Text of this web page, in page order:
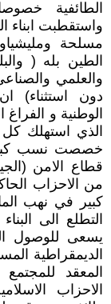
واستقطبت
مسلحة
الطين بله (
والعلمي
دون استثناء)
الوطنية و
الذي استهلك كل
خصصت نسب كبيرة
قطاع الامن
من الاحزاب
كبير في نهب
التطلع الى
يسعى للوصول
الديمقراطية
المعقد
الاحزاب